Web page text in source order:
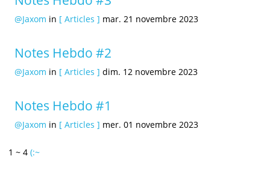
@Jaxom in [ Articles ] mar. 21 novembre 2023
Notes Hebdo #2
@Jaxom in [ Articles ] dim. 12 novembre 2023
Notes Hebdo #1
@Jaxom in [ Articles ] mer. 01 novembre 2023
1 ~ 4 (:~